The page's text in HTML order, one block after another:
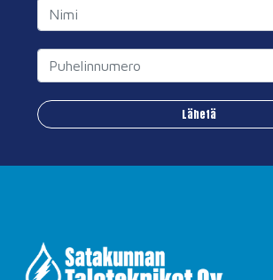
Lähetä